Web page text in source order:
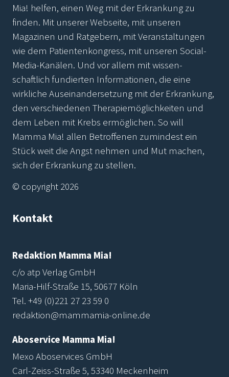
Mia! helfen, einen Weg mit der Erkrankung zu
finden. Mit unserer Webseite, mit unseren
Magazinen und Ratgebern, mit Veranstaltungen
wie dem Patientenkongress, mit unseren Social-
Media-Kanälen. Und vor allem mit wissen-
schaftlich fundierten Informationen, die eine
wirkliche Auseinandersetzung mit der Erkrankung,
den verschiedenen Therapiemöglichkeiten und
dem Leben mit Krebs ermöglichen. So will
Mamma Mia! allen Betroffenen zumindest ein
Stück weit die Angst nehmen und Mut machen,
sich der Erkrankung zu stellen.
© copyright 2026
Kontakt
Redaktion Mamma Mia!
c/o atp Verlag GmbH
Maria-Hilf-Straße 15, 50677 Köln
Tel. +49 (0)221 27 23 59 0
redaktion@mammamia-online.de
Aboservice Mamma Mia!
Mexo Aboservices GmbH
Carl-Zeiss-Straße 5, 53340 Meckenheim